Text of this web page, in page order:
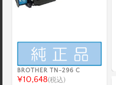
BROTHER TN-296 C
¥10,648(税込)